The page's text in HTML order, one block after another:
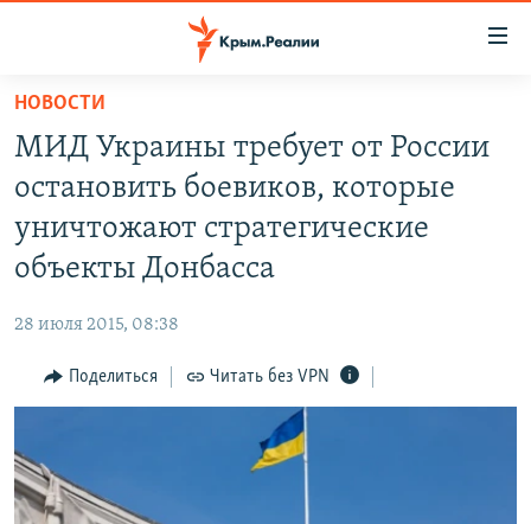
Вернуться
основному
содержанию
главной
Вернутся
поиску
СПЕЦПРОЕКТЫ
КАРТА ВОЕННЫХ ОБЪЕКТОВ КРЫМА
ИСТОРИЯ
ИНФОГРАФИКА
СОВЕТЫ ПРАВОЗАЩИТНИКОВ
ПРОПАВШИЕ БЕЗ ВЕСТИ
РАДІО СВОБОДА
КАК ОБОЙТИ БЛОКИРОВКУ
Qırımtatar
НОВОСТИ
МИД Украины требует от России
остановить боевиков, которые
уничтожают стратегические
объекты Донбасса
28 июля 2015, 08:38
Поделиться Читать без VPN